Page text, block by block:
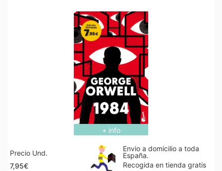
+ info
Precio Und.
7,95€
Envio a domicilio a toda
España.
Recogida en tienda gratis